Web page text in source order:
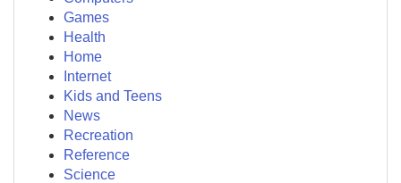
Games
Health
Home
Internet
Kids and Teens
News
Recreation
Reference
Science